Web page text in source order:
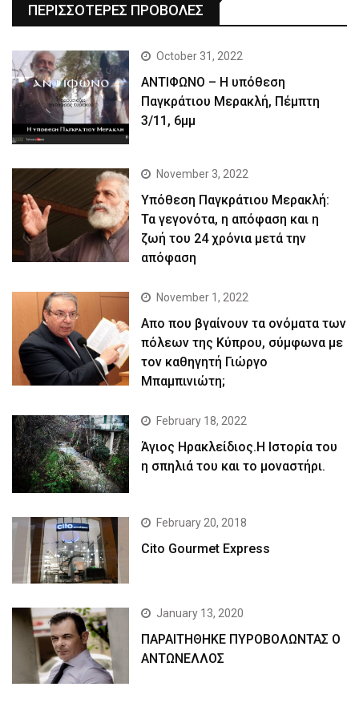
ΠΕΡΙΣΣΟΤΕΡΕΣ ΠΡΟΒΟΛΕΣ
October 31, 2022
ΑΝΤΙΦΩΝΟ – Η υπόθεση
Παγκράτιου Μερακλή, Πέμπτη
3/11, 6μμ
November 3, 2022
Yπόθεση Παγκράτιου Μερακλή:
Τα γεγονότα, η απόφαση και η
ζωή του 24 χρόνια μετά την
απόφαση
November 1, 2022
Απο που βγαίνουν τα ονόματα των
πόλεων της Κύπρου, σύμφωνα με
τον καθηγητή Γιώργο
Μπαμπινιώτη;
February 18, 2022
Άγιος Ηρακλείδιος.Η Ιστορία του
η σπηλιά του και το μοναστήρι.
February 20, 2018
Cito Gourmet Express
January 13, 2020
ΠΑΡΑΙΤΗΘΗΚΕ ΠΥΡΟΒΟΛΩΝΤΑΣ Ο
ΑΝΤΩΝΕΛΛΟΣ